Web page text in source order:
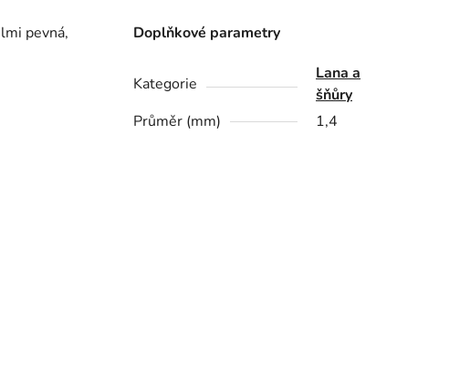
pevná,
Doplňkové parametry
Kategorie
Lana a
šňůry
Průměr (mm)
1,4